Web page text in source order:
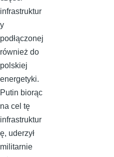
infrastruktur
y
podłączonej
również do
polskiej
energetyki.
Putin biorąc
na cel tę
infrastruktur
ę, uderzył
militarnie